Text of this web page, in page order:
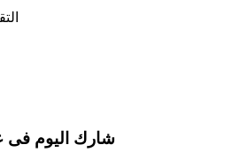
شارك اليوم فى